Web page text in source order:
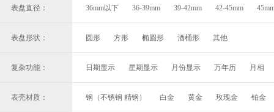
表盘直径： 36mm以下 36-39mm 39-42mm 42-45mm
表盘形状： 圆形 方形 椭圆形 酒桶形 其他
复杂功能： 日期显示 星期显示 月份显示 万年历 月相
表壳材质： 钢（不锈钢 精钢） 白金 黄金 玫瑰金 铂金